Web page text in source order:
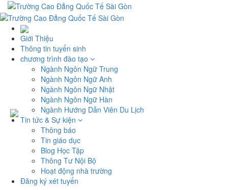
Giới Thiệu
Thông tin tuyển sinh
chương trình đào tạo
Ngành Ngôn Ngữ Trung
Ngành Ngôn Ngữ Anh
Ngành Ngôn Ngữ Nhật
Ngành Ngôn Ngữ Hàn
Ngành Hướng Dẫn Viên Du Lịch
Tin tức & Sự kiện
Thông báo
Tin giáo dục
Blog Học Tập
Thông Tư Nội Bộ
Hoạt động nhà trường
Đăng ký xét tuyển